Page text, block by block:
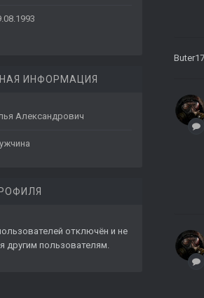
ИНФОРМАЦИЯ
Александрович
отключён и не
другим пользователям.